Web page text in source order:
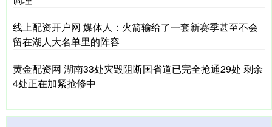
线上配资开户网 媒体人：火箭输给了一套新赛季甚至不会
留在湖人大名单里的阵容
黄金配资网 湖南33处灾毁阻断国省道已完全抢通29处 剩余
4处正在加紧抢修中